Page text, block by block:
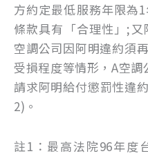
方約定最低服務年限為
條款具有「合理性」;
空調公司因阿明違約須
受損程度等情形，A空調
請求阿明給付懲罰性違
2)。
註1：最高法院96年度